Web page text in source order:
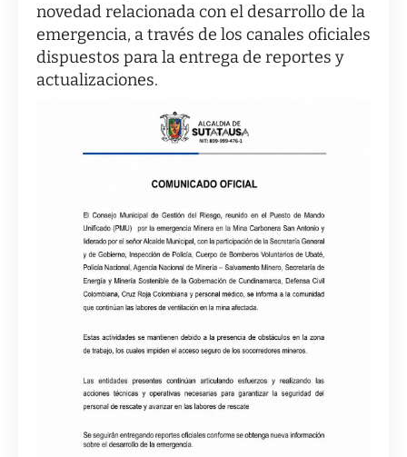
novedad relacionada con el desarrollo de la
emergencia, a través de los canales oficiales
dispuestos para la entrega de reportes y
actualizaciones.